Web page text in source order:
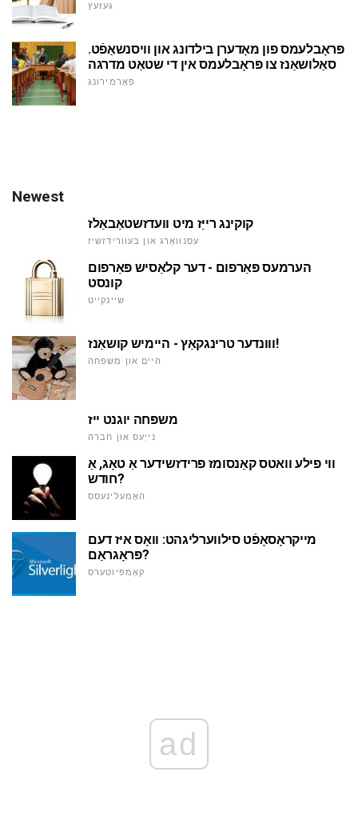
געזעץ
פּראָבלעמס פון מאָדערן בילדונג און וויסנשאַפֿט.
סאַלושאַנז צו פּראָבלעמס אין די שטאַט מדרגה
פאָרמירונג
Newest
קוקינג רייַז מיט וועדזשטאַבאַלז
עסנוואַרג און בעוורידזשיז
הערמעס פּאַרפום - דער קלאַסיש פּאַרפום
קונסט
שיינקייט
ווונדער טרינגקאַץ - היימיש קושאַנז!
היים און משפּחה
משפּחה יוגנט ייז
נייַעס און חברה
ווי פילע וואטס קאַנסומז פרידזשידער אַ טאָג, אַ
חודש?
האָמעלינעסס
מייקראָסאָפֿט סילווערליגהט: וואָס איז דעם
פּראָגראַם?
קאָמפּיוטערס
ad